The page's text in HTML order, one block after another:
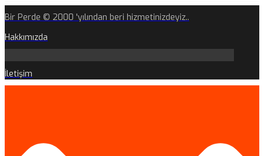
Bir Perde © 2000 'yılından beri hizmetinizdeyiz..
Hakkımızda
İletişim